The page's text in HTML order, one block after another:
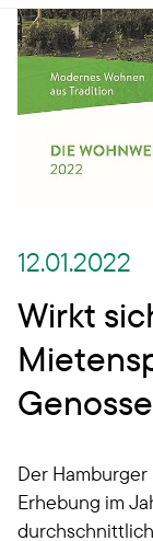
12.01.2022
Wirkt
Der
Erhebung im